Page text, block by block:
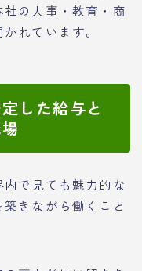
の人事・教育・商
れています。
した給与と
で見ても魅力的な
きながら働くこと